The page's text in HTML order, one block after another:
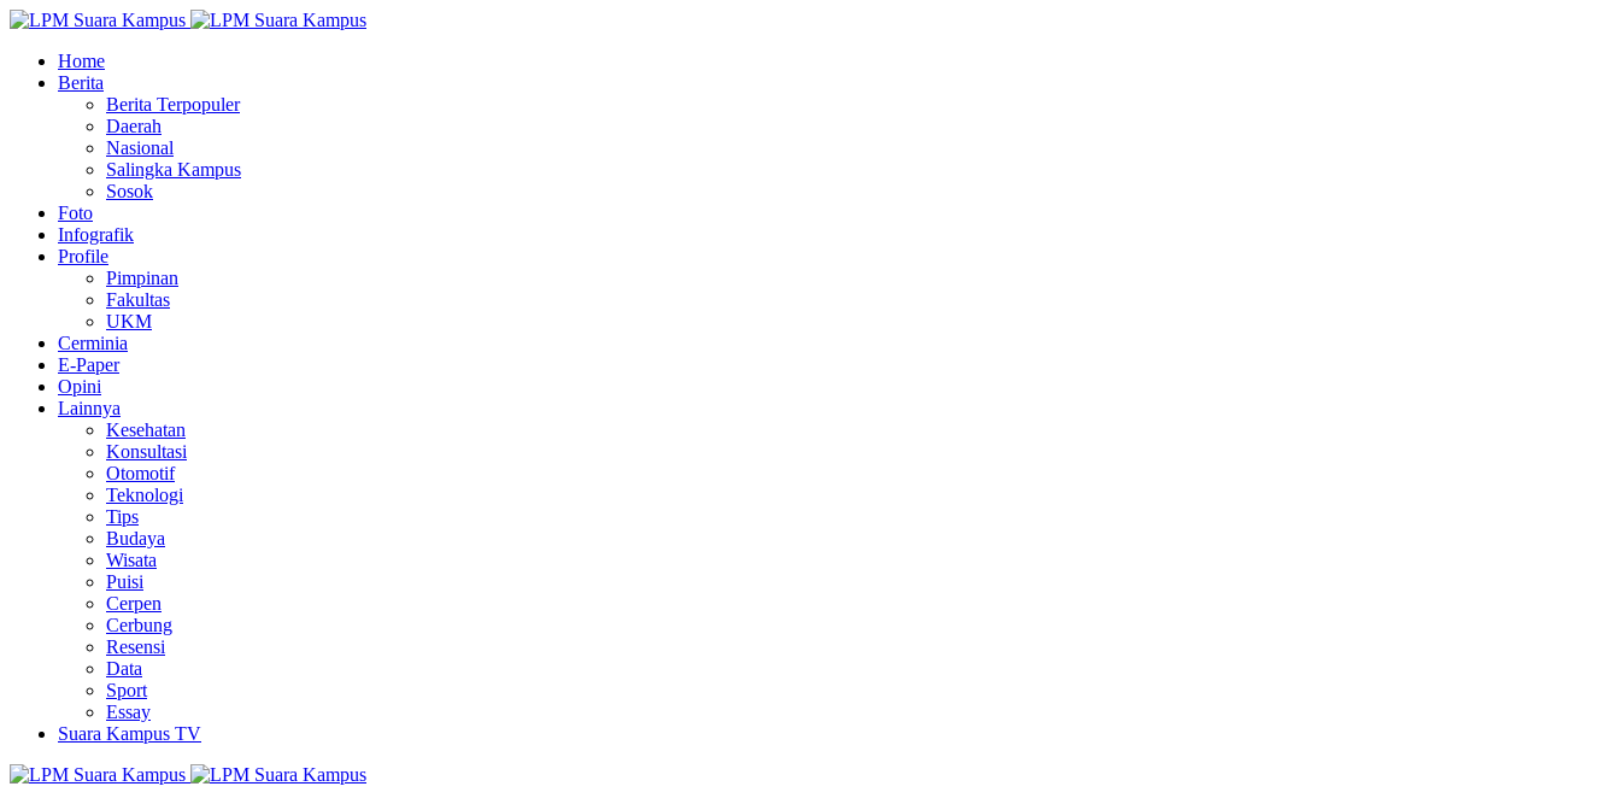
Home
Berita
Berita Terpopuler
Daerah
Nasional
Salingka Kampus
Sosok
Foto
Infografik
Profile
Pimpinan
Fakultas
UKM
Cerminia
E-Paper
Opini
Lainnya
Kesehatan
Konsultasi
Otomotif
Teknologi
Tips
Budaya
Wisata
Puisi
Cerpen
Cerbung
Resensi
Data
Sport
Essay
Suara Kampus TV